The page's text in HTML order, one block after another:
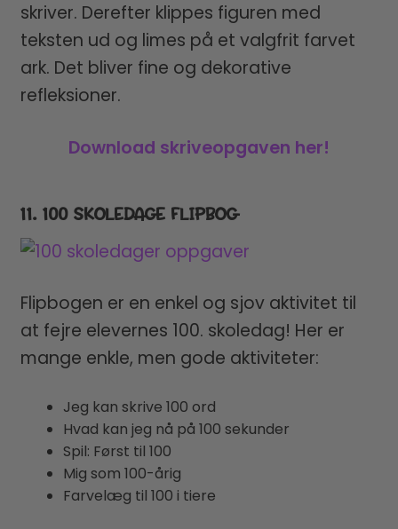
skriver. Derefter klippes figuren med
teksten ud og limes på et valgfrit farvet
ark. Det bliver fine og dekorative
refleksioner.
Download skriveopgaven her!
11. 100 SKOLEDAGE FLIPBOG
Flipbogen er en enkel og sjov aktivitet til
at fejre elevernes 100. skoledag! Her er
mange enkle, men gode aktiviteter:
Jeg kan skrive 100 ord
Hvad kan jeg nå på 100 sekunder
Spil: Først til 100
Mig som 100-årig
Farvelæg til 100 i tiere